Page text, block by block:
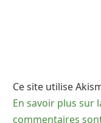
Ce site utilise
En savoir plus sur
commentaires